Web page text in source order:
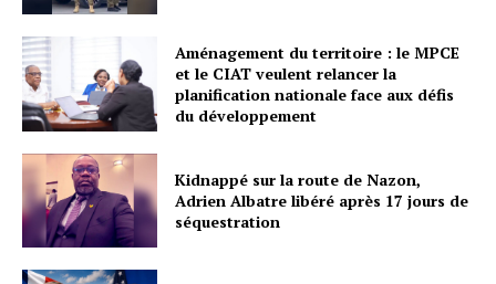
Aménagement du territoire : le MPCE
et le CIAT veulent relancer la
planification nationale face aux défis
du développement
Kidnappé sur la route de Nazon,
Adrien Albatre libéré après 17 jours de
séquestration